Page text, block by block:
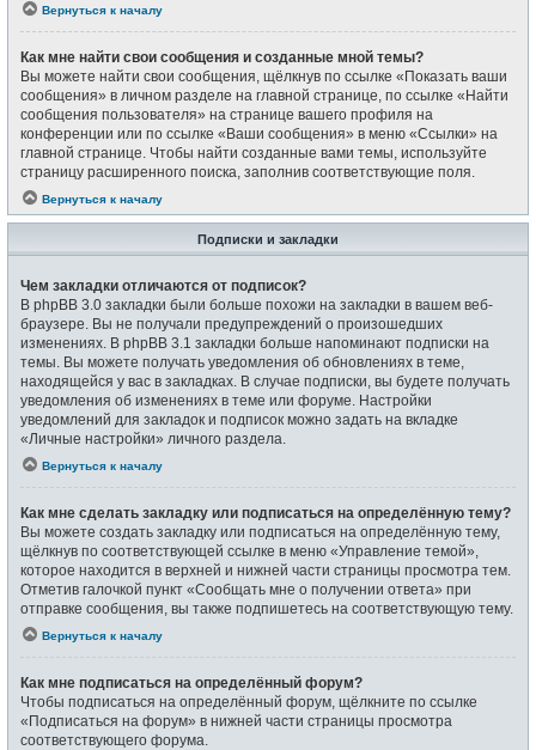
Вернуться к началу
Как мне найти свои сообщения и созданные мной темы?
Вы можете найти свои сообщения, щёлкнув по ссылке «Показать ваши
сообщения» в личном разделе на главной странице, по ссылке «Найти
сообщения пользователя» на странице вашего профиля на
конференции или по ссылке «Ваши сообщения» в меню «Ссылки» на
главной странице. Чтобы найти созданные вами темы, используйте
страницу расширенного поиска, заполнив соответствующие поля.
Вернуться к началу
Подписки и закладки
Чем закладки отличаются от подписок?
В phpBB 3.0 закладки были больше похожи на закладки в вашем веб-
браузере. Вы не получали предупреждений о произошедших
изменениях. В phpBB 3.1 закладки больше напоминают подписки на
темы. Вы можете получать уведомления об обновлениях в теме,
находящейся у вас в закладках. В случае подписки, вы будете получать
уведомления об изменениях в теме или форуме. Настройки
уведомлений для закладок и подписок можно задать на вкладке
«Личные настройки» личного раздела.
Вернуться к началу
Как мне сделать закладку или подписаться на определённую тему?
Вы можете создать закладку или подписаться на определённую тему,
щёлкнув по соответствующей ссылке в меню «Управление темой»,
которое находится в верхней и нижней части страницы просмотра тем.
Отметив галочкой пункт «Сообщать мне о получении ответа» при
отправке сообщения, вы также подпишетесь на соответствующую тему.
Вернуться к началу
Как мне подписаться на определённый форум?
Чтобы подписаться на определённый форум, щёлкните по ссылке
«Подписаться на форум» в нижней части страницы просмотра
соответствующего форума.